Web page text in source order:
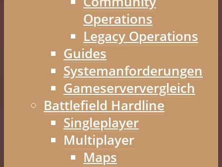
Operations
Legacy Operations
Guides
Systemanforderungen
Gameserververgleich
Battlefield Hardline
Singleplayer
Multiplayer
Maps